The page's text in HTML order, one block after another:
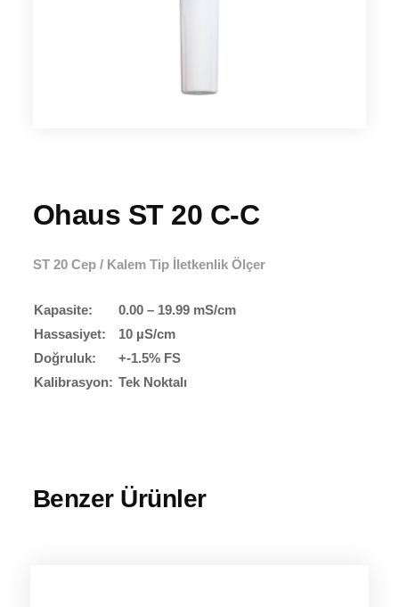
Ohaus ST 20 C-C
ST 20 Cep / Kalem Tip İletkenlik Ölçer
Kapasite:
0.00 – 19.99 mS/cm
Hassasiyet:
10 µS/cm
Doğruluk:
+-1.5% FS
Kalibrasyon: Tek Noktalı
Benzer Ürünler